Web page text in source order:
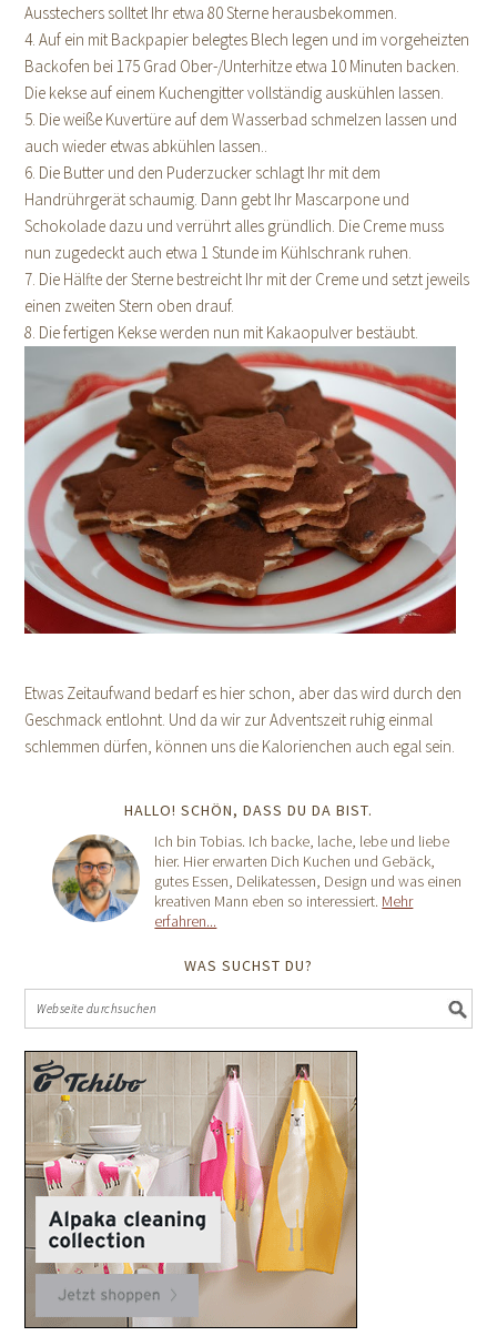
Ausstechers solltet Ihr etwa 80 Sterne herausbekommen.
4. Auf ein mit Backpapier belegtes Blech legen und im vorgeheizten
Backofen bei 175 Grad Ober-/Unterhitze etwa 10 Minuten backen.
Die kekse auf einem Kuchengitter vollständig auskühlen lassen.
5. Die weiße Kuvertüre auf dem Wasserbad schmelzen lassen und
auch wieder etwas abkühlen lassen..
6. Die Butter und den Puderzucker schlagt Ihr mit dem
Handrührgerät schaumig. Dann gebt Ihr Mascarpone und
Schokolade dazu und verrührt alles gründlich. Die Creme muss
nun zugedeckt auch etwa 1 Stunde im Kühlschrank ruhen.
7. Die Hälfte der Sterne bestreicht Ihr mit der Creme und setzt jeweils
einen zweiten Stern oben drauf.
8. Die fertigen Kekse werden nun mit Kakaopulver bestäubt.
Etwas Zeitaufwand bedarf es hier schon, aber das wird durch den
Geschmack entlohnt. Und da wir zur Adventszeit ruhig einmal
schlemmen dürfen, können uns die Kalorienchen auch egal sein.
HALLO! SCHÖN, DASS DU DA BIST.
Ich bin Tobias. Ich backe, lache, lebe und liebe
hier. Hier erwarten Dich Kuchen und Gebäck,
gutes Essen, Delikatessen, Design und was einen
kreativen Mann eben so interessiert. Mehr
erfahren...
WAS SUCHST DU?